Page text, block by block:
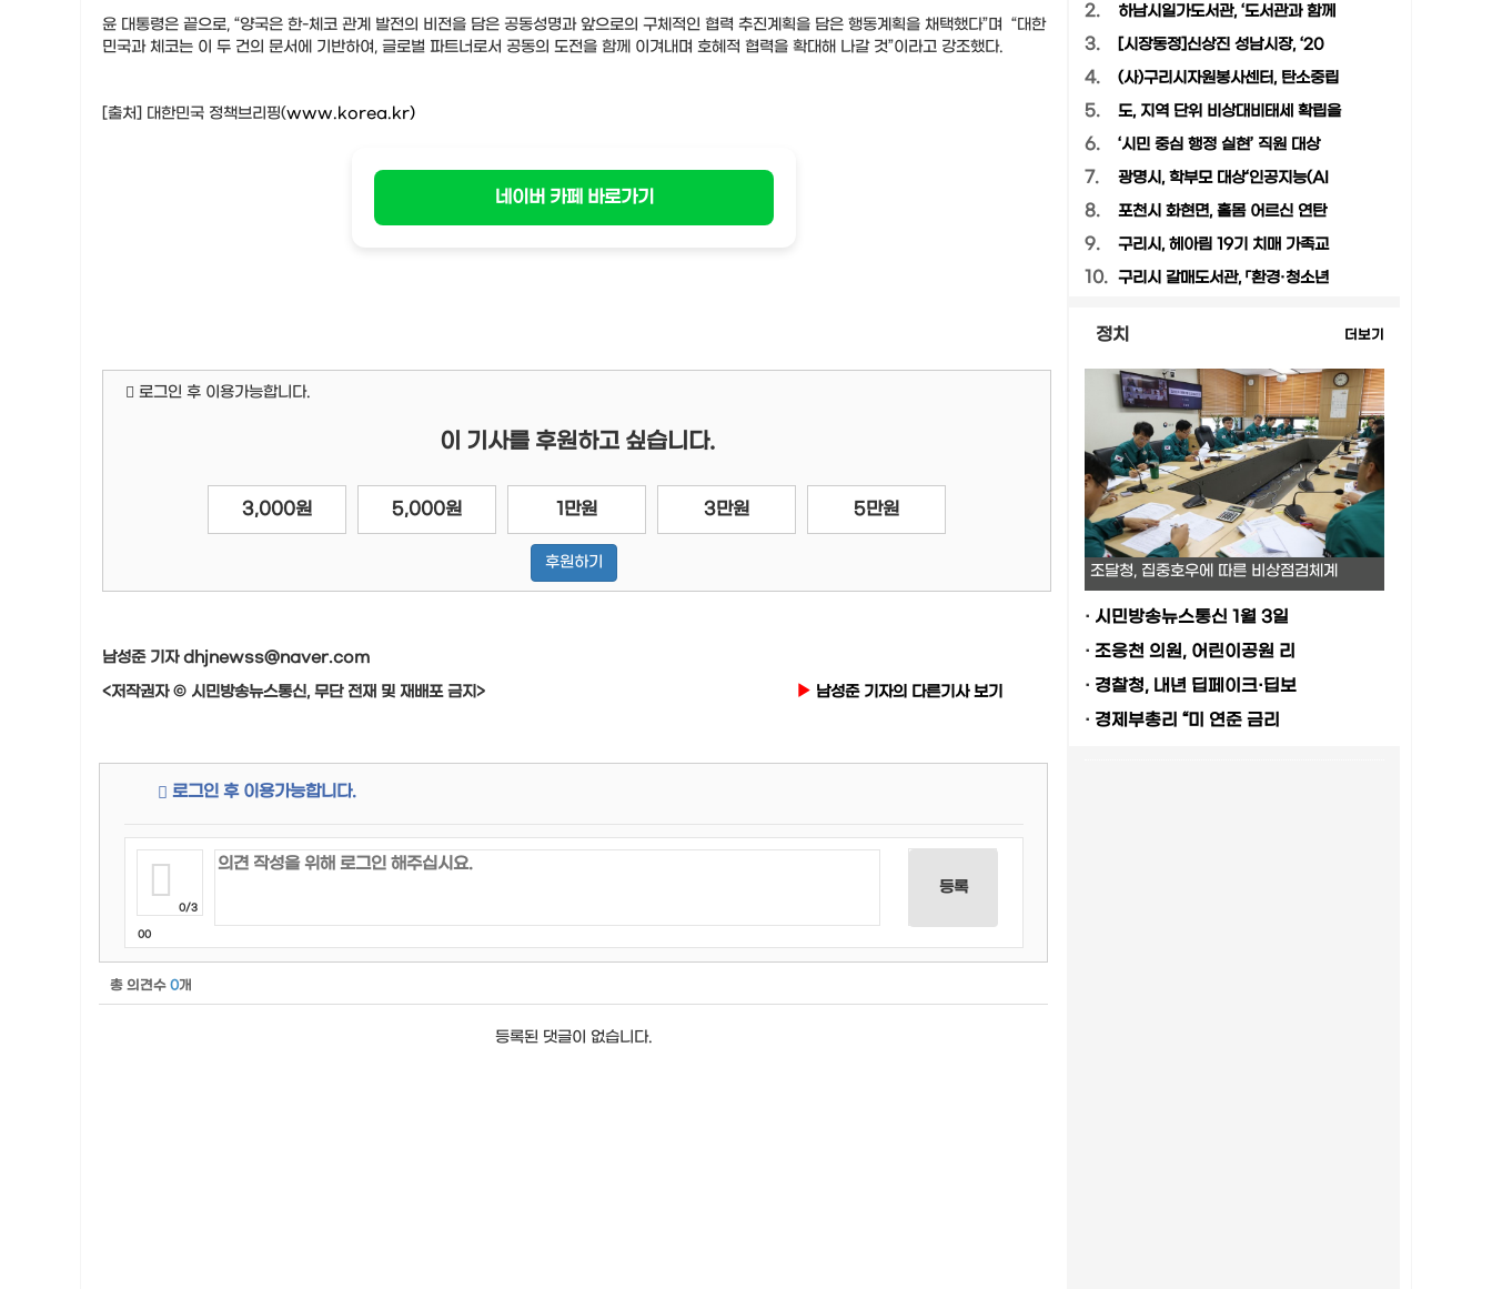
윤 대통령은 끝으로, “양국은 한-체코 관계 발전의 비전을 담은 공동성명과 앞으로의 구체적인 협력 추진계획을 담은 행동계획을 채택했다”며 “대한
민국과 체코는 이 두 건의 문서에 기반하여, 글로벌 파트너로서 공동의 도전을 함께 이겨내며 호혜적 협력을 확대해 나갈 것”이라고 강조했다.
[출처] 대한민국 정책브리핑(www.korea.kr)​
네이버 카페 바로가기
로그인 후 이용가능합니다.
이 기사를 후원하고 싶습니다.
3,000원 5,000원 1만원 3만원 5만원
후원하기
남성준 기자 dhjnewss@naver.com
<저작권자 © 시민방송뉴스통신, 무단 전재 및 재배포 금지>
남성준 기자의 다른기사 보기
로그인 후 이용가능합니다.
0/3
00
등록
총 의견수 0개
등록된 댓글이 없습니다.
2. 하남시일가도서관, ‘도서관과 함께
3. [시장동정]신상진 성남시장, ‘20
4. (사)구리시자원봉사센터, 탄소중립
5. 도, 지역 단위 비상대비태세 확립을
6. ‘시민 중심 행정 실현’ 직원 대상
7. 광명시, 학부모 대상‘인공지능(AI
8. 포천시 화현면, 홀몸 어르신 연탄
9. 구리시, 헤아림 19기 치매 가족교
10. 구리시 갈매도서관, 「환경·청소년
정치 더보기
조달청, 집중호우에 따른 비상점검체계
· 시민방송뉴스통신 1월 3일
· 조응천 의원, 어린이공원 리
· 경찰청, 내년 딥페이크·딥보
· 경제부총리 “미 연준 금리